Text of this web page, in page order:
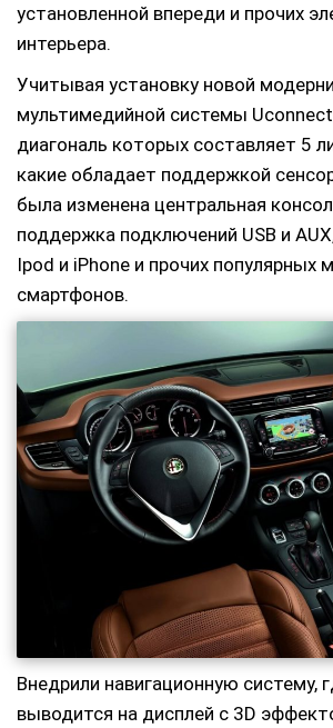
установленной впереди и прочих
интерьера.
Учитывая установку новой
мультимедийной системы
диагональ которых составляет 5
какие обладает поддержкой
была изменена центральная
поддержка подключений USB и
Ipod и iPhone и прочих популярных
смартфонов.
Внедрили навигационную систему,
выводится на дисплей с 3D